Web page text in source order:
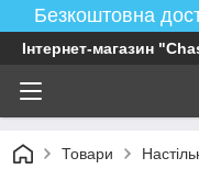
Безкоштовна
Інтернет-магазин
Товари